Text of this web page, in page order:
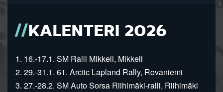
KALENTERI 2026
1. 16.-17.1. SM Ralli Mikkeli, Mikkeli
2. 29.-31.1. 61. Arctic Lapland Rally, Rovaniemi
3. 27.-28.2. SM Auto Sorsa Riihimäki-ralli, Riihimäki